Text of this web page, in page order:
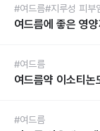
#여드름#지루성 피부
여드름에 좋은 영
#여드름
여드름약 이소티
#여드름